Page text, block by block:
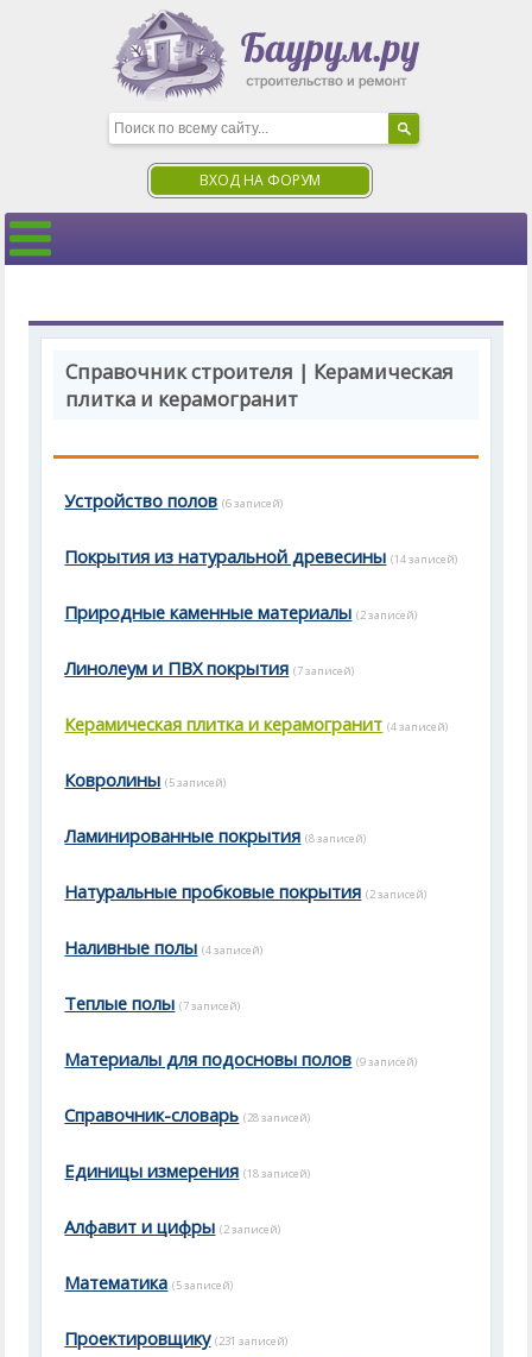
ВХОД НА ФОРУМ
Справочник строителя | Керамическая
плитка и керамогранит
Устройство полов (6 записей)
Покрытия из натуральной древесины (14 записей)
Природные каменные материалы (2 записей)
Линолеум и ПВХ покрытия (7 записей)
Керамическая плитка и керамогранит (4 записей)
Ковролины (5 записей)
Ламинированные покрытия (8 записей)
Натуральные пробковые покрытия (2 записей)
Наливные полы (4 записей)
Теплые полы (7 записей)
Материалы для подосновы полов (9 записей)
Справочник-словарь (28 записей)
Единицы измерения (18 записей)
Алфавит и цифры (2 записей)
Математика (5 записей)
Проектировщику (231 записей)